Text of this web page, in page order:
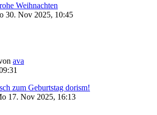
Weihnachten
30. Nov 2025, 10:45
ava
zum Geburtstag dorism!
17. Nov 2025, 16:13